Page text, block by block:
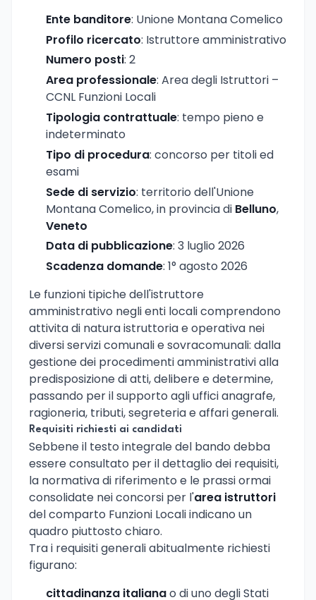
Ente banditore: Unione Montana Comelico
Profilo ricercato: Istruttore amministrativo
Numero posti: 2
Area professionale: Area degli Istruttori –
CCNL Funzioni Locali
Tipologia contrattuale: tempo pieno e
indeterminato
Tipo di procedura: concorso per titoli ed
esami
Sede di servizio: territorio dell'Unione
Montana Comelico, in provincia di Belluno,
Veneto
Data di pubblicazione: 3 luglio 2026
Scadenza domande: 1° agosto 2026
Le funzioni tipiche dell'istruttore
amministrativo negli enti locali comprendono
attivita di natura istruttoria e operativa nei
diversi servizi comunali e sovracomunali: dalla
gestione dei procedimenti amministrativi alla
predisposizione di atti, delibere e determine,
passando per il supporto agli uffici anagrafe,
ragioneria, tributi, segreteria e affari generali.
Requisiti richiesti ai candidati
Sebbene il testo integrale del bando debba
essere consultato per il dettaglio dei requisiti,
la normativa di riferimento e le prassi ormai
consolidate nei concorsi per l'area istruttori
del comparto Funzioni Locali indicano un
quadro piuttosto chiaro.
Tra i requisiti generali abitualmente richiesti
figurano:
cittadinanza italianao di uno degli Stati